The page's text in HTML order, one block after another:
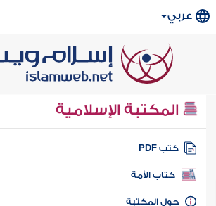
عربي
المكتبة الإسلامية
كتب PDF
كتاب الأمة